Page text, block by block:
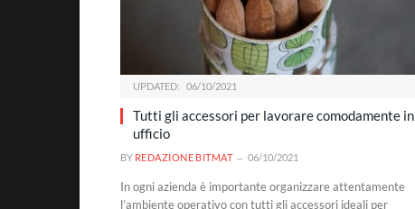
UPDATED: 06/10/2021
Tutti gli accessori per lavorare comodamente in
ufficio
BY REDAZIONE BITMAT 06/10/2021
In ogni azienda è importante organizzare attentamente
l’ambiente operativo con tutti gli accessori ideali per